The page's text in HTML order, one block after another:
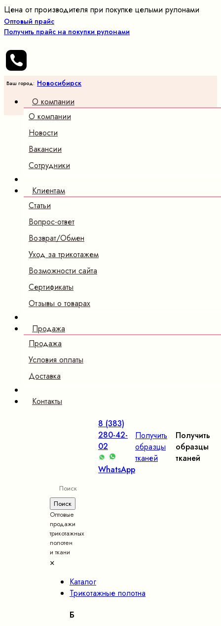
Цена от производителя при покупке целыми рулонами
Оптовый прайс
Получить прайс на покупки рулонами
Ваш город: Новосибирск
О компании
О компании
Новости
Вакансии
Сотрудники
Клиентам
Статьи
Вопрос-ответ
Возврат/Обмен
Уход за трикотажем
Возможности сайта
Сертификаты
Отзывы о товарах
Продажа
Продажа
Условия оплаты
Доставка
Контакты
8 (383)
280-42-
02
WhatsApp
Получить
образцы
тканей
Получить
образцы
тканей
Оптовые
продажи
трикотажных
полотен
и ткани
×
Каталог
Трикотажные полотна
Б